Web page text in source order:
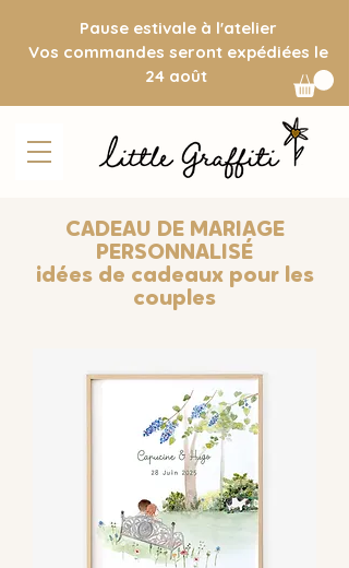
Pause estivale à l'atelier
Vos commandes seront expédiées le
24 août
CADEAU DE MARIAGE
PERSONNALISÉ
idées de cadeaux pour les
couples